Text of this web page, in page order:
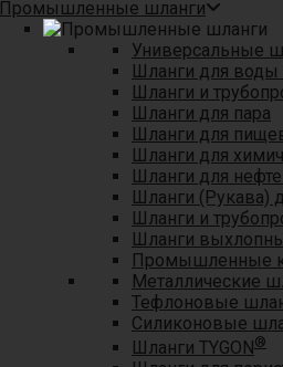
Промышленные шланги
Универсальные
Шланги для воды
Шланги и
Шланги для пара
Шланги для
Шланги для
Шланги для
Шланги (Рукава)
Шланги и
Шланги
Промышленные
Металлические
Тефлоновые
Силиконовые
Шланги TYGON®